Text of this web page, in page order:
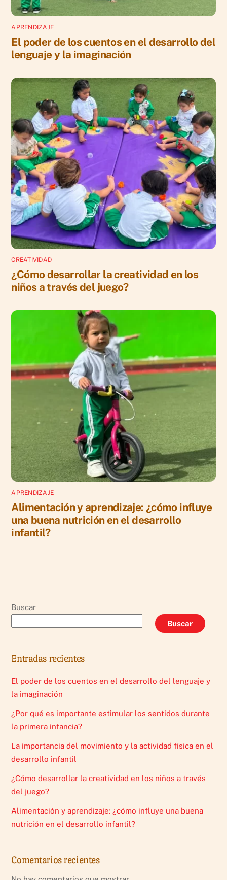
APRENDIZAJE
El poder de los cuentos en el desarrollo del
lenguaje y la imaginación
CREATIVIDAD
¿Cómo desarrollar la creatividad en los
niños a través del juego?
APRENDIZAJE
Alimentación y aprendizaje: ¿cómo influye
una buena nutrición en el desarrollo
infantil?
Buscar
Buscar
Entradas recientes
El poder de los cuentos en el desarrollo del lenguaje y
la imaginación
¿Por qué es importante estimular los sentidos durante
la primera infancia?
La importancia del movimiento y la actividad física en el
desarrollo infantil
¿Cómo desarrollar la creatividad en los niños a través
del juego?
Alimentación y aprendizaje: ¿cómo influye una buena
nutrición en el desarrollo infantil?
Comentarios recientes